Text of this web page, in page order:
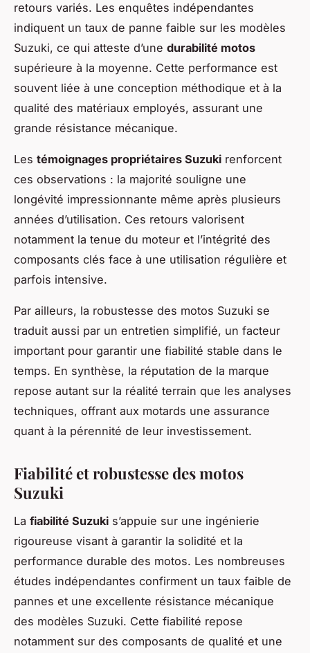
retours variés. Les enquêtes indépendantes
indiquent un taux de panne faible sur les modèles
Suzuki, ce qui atteste d’une durabilité motos
supérieure à la moyenne. Cette performance est
souvent liée à une conception méthodique et à la
qualité des matériaux employés, assurant une
grande résistance mécanique.
Les témoignages propriétaires Suzuki renforcent
ces observations : la majorité souligne une
longévité impressionnante même après plusieurs
années d’utilisation. Ces retours valorisent
notamment la tenue du moteur et l’intégrité des
composants clés face à une utilisation régulière et
parfois intensive.
Par ailleurs, la robustesse des motos Suzuki se
traduit aussi par un entretien simplifié, un facteur
important pour garantir une fiabilité stable dans le
temps. En synthèse, la réputation de la marque
repose autant sur la réalité terrain que les analyses
techniques, offrant aux motards une assurance
quant à la pérennité de leur investissement.
Fiabilité et robustesse des motos
Suzuki
La fiabilité Suzuki s’appuie sur une ingénierie
rigoureuse visant à garantir la solidité et la
performance durable des motos. Les nombreuses
études indépendantes confirment un taux faible de
pannes et une excellente résistance mécanique
des modèles Suzuki. Cette fiabilité repose
notamment sur des composants de qualité et une